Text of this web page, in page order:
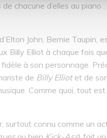
chacune d’elles au piano :
John, Bernie Taupin,
Billy Elliot à chaque fois
à son personnage.
de Billy Elliotet de
Comme quoi, tout
surtout connu comme un